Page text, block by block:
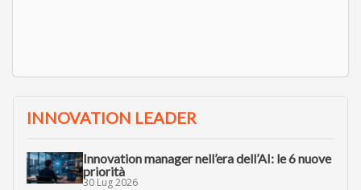
INNOVATION LEADER
Innovation manager nell’era dell’AI: le 6 nuove
priorità
30 Lug 2026